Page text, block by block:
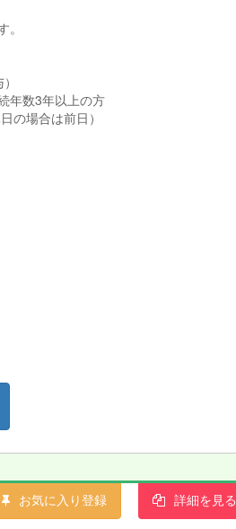
年数3年以上の方
の場合は前日）
お気に入り登録 詳細を見る